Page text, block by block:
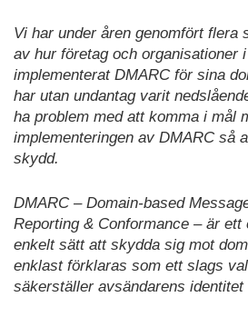
Vi har under åren genomfört flera
av hur företag och organisationer
implementerat DMARC för sina
har utan undantag varit
ha problem med att komma i mål
implementeringen av DMARC så
skydd.
DMARC – Domain-based
Reporting & Conformance – är
enkelt sätt att skydda sig mot
enklast förklaras som ett slags
säkerställer avsändarens